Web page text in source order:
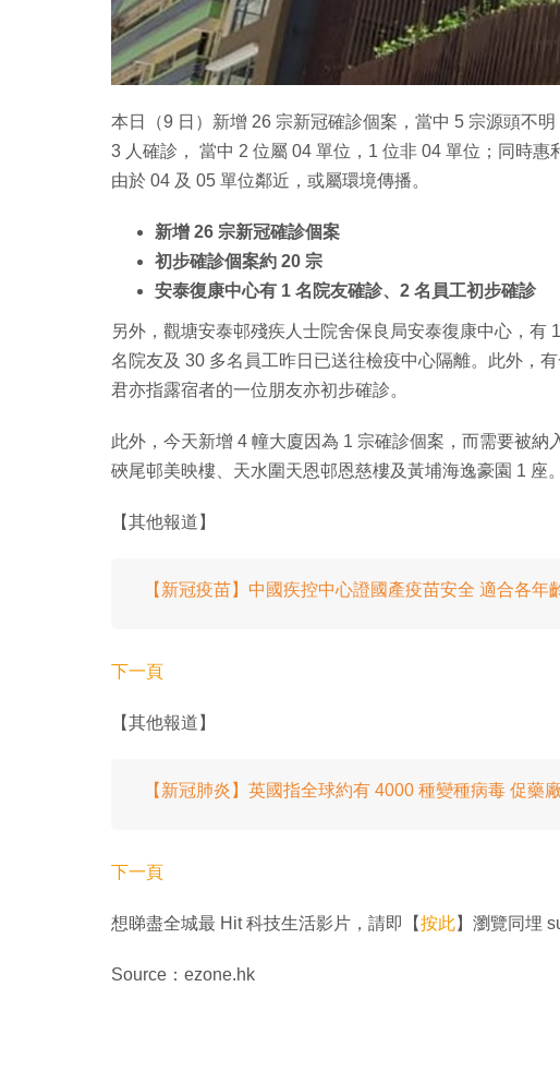
本日（9 日）新增 26 宗新冠確診個案，當中 5 宗源頭不
3 人確診， 當中 2 位屬 04 單位，1 位非 04 單位；同時惠
由於 04 及 05 單位鄰近，或屬環境傳播。
新增 26 宗新冠確診個案
初步確診個案約 20 宗
安泰復康中心有 1 名院友確診、2 名員工初步確診
另外，觀塘安泰邨殘疾人士院舍保良局安泰復康中心，有
名院友及 30 多名員工昨日已送往檢疫中心隔離。此外，
君亦指露宿者的一位朋友亦初步確診。
此外，今天新增 4 幢大廈因為 1 宗確診個案，而需要被
硤尾邨美映樓、天水圍天恩邨恩慈樓及黃埔海逸豪園 1 座。
【其他報道】
【新冠疫苗】中國疾控中心證國產疫苗安全 適合各年
下一頁
【其他報道】
【新冠肺炎】英國指全球約有 4000 種變種病毒 促藥
下一頁
想睇盡全城最 Hit 科技生活影片，請即【按此】瀏覽同埋
Source：ezone.hk